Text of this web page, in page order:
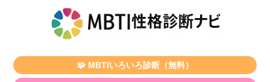
🧩 MBTIいろいろ診断（無料）